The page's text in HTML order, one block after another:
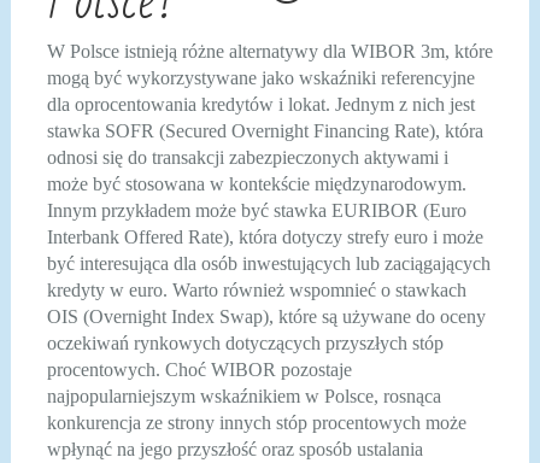
W Polsce istnieją różne alternatywy dla WIBOR 3m, które
mogą być wykorzystywane jako wskaźniki referencyjne
dla oprocentowania kredytów i lokat. Jednym z nich jest
stawka SOFR (Secured Overnight Financing Rate), która
odnosi się do transakcji zabezpieczonych aktywami i
może być stosowana w kontekście międzynarodowym.
Innym przykładem może być stawka EURIBOR (Euro
Interbank Offered Rate), która dotyczy strefy euro i może
być interesująca dla osób inwestujących lub zaciągających
kredyty w euro. Warto również wspomnieć o stawkach
OIS (Overnight Index Swap), które są używane do oceny
oczekiwań rynkowych dotyczących przyszłych stóp
procentowych. Choć WIBOR pozostaje
najpopularniejszym wskaźnikiem w Polsce, rosnąca
konkurencja ze strony innych stóp procentowych może
wpłynąć na jego przyszłość oraz sposób ustalania